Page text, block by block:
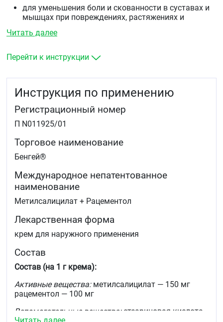
для уменьшения боли и скованности в суставах и
мышцах при повреждениях, растяжениях и
для уменьшения боли в нижней части спины
спортом.
Читать далее
Перейти к инструкции
Инструкция по применению
Регистрационный номер
П N011925/01
Торговое наименование
Бенгей®
Международное непатентованное
наименование
Метилсалицилат + Рацементол
Лекарственная форма
крем для наружного применения
Состав
Состав (на 1 г крема):
Активные вещества:метилсалицилат — 150 мг
рацементол — 100 мг
Вспомогательные вещества:стеариновая кислота